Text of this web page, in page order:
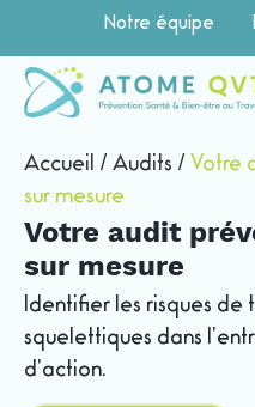
Notre équipe
Accueil / Audits / Votre
sur mesure
Votre audit
sur mesure
Identifier les risques de
squelettiques dans
d’action.